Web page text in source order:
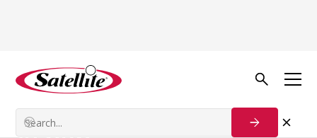
Ver todos los productos
Baños Portátiles Baños Estándar